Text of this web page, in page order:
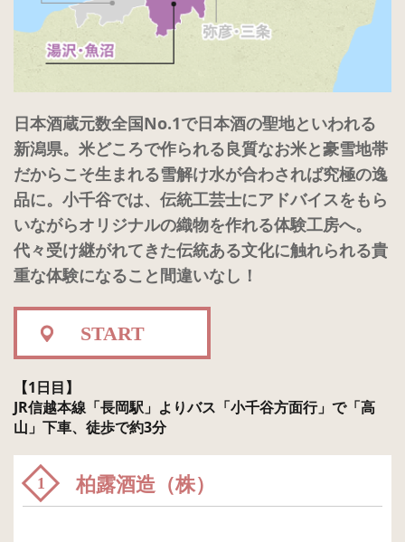
日本酒蔵元数全国No.1で日本酒の聖地といわれる
新潟県。米どころで作られる良質なお米と豪雪地帯
だからこそ生まれる雪解け水が合わされば究極の逸
品に。小千谷では、伝統工芸士にアドバイスをもら
いながらオリジナルの織物を作れる体験工房へ。
代々受け継がれてきた伝統ある文化に触れられる貴
重な体験になること間違いなし！
START
【1日目】
JR信越本線「長岡駅」よりバス「小千谷方面行」で「高
山」下車、徒歩で約3分
1 柏露酒造（株）